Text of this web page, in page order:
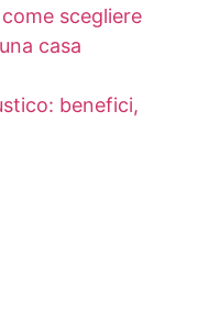
scegliere
casa
benefici,